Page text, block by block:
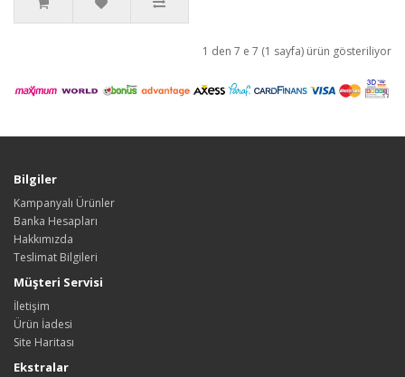
1 den 7 e 7 (1 sayfa) ürün gösteriliyor
Bilgiler
Kampanyalı Ürünler
Banka Hesapları
Hakkımızda
Teslimat Bilgileri
Müşteri Servisi
İletişim
Ürün İadesi
Site Haritası
Ekstralar